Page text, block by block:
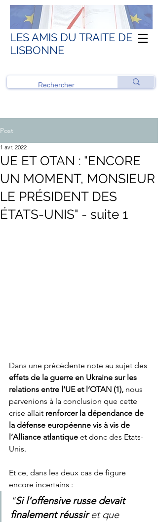
LES AMIS DU TRAITE DE
LISBONNE
Post
UE ET OTAN : "ENCORE
UN MOMENT, MONSIEUR
LE PRÉSIDENT DES
ÉTATS-UNIS" - suite 1
1 avr. 2022
Dans une précédente note au sujet des
effets de la guerre en Ukraine sur les
relations entre l’UE et l’OTAN (1), nous
parvenions à la conclusion que cette
crise allait renforcer la dépendance de
la défense européenne vis à vis de
l’Alliance atlantique et donc des Etats-
Unis.
Et ce, dans les deux cas de figure
encore incertains :
"Si l’offensive russe devait
finalement réussir et que